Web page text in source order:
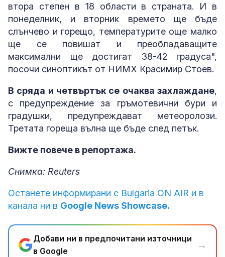
втора степен в 18 области в страната. И в
понеделник, и вторник времето ще бъде
слънчево и горещо, температурите още малко
ще се повишат и преобладаващите
максимални ще достигат 38-42 градуса",
посочи синоптикът от НИМХ Красимир Стоев.
В сряда и четвъртък се очаква захлаждане,
с предупреждение за гръмотевични бури и
градушки, предупреждават метеоролози.
Третата гореща вълна ще бъде след петък.
Вижте повече в репортажа.
Снимка: Reuters
Останете информирани с Bulgaria ON AIR и в
канала ни в Google News Showcase.
Добави ни в предпочитани източници
в Google
→